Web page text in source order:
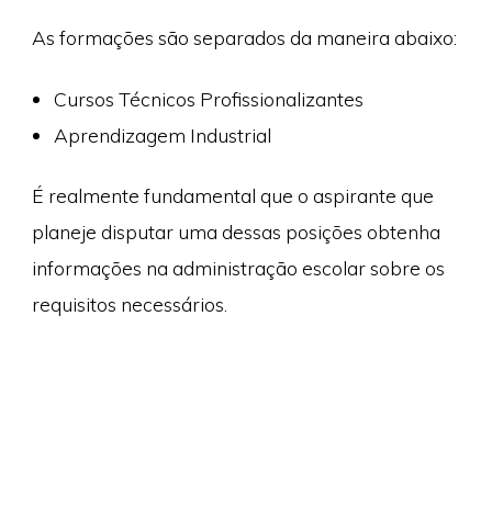
As formações são separados da maneira abaixo:
Cursos Técnicos Profissionalizantes
Aprendizagem Industrial
É realmente fundamental que o aspirante que
planeje disputar uma dessas posições obtenha
informações na administração escolar sobre os
requisitos necessários.